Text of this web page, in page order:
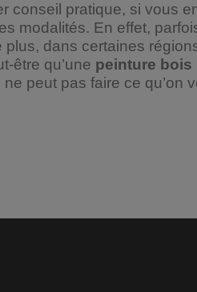
conseil pratique, si vous
modalités. En effet,
plus, dans certaines
être qu’une peinture bois
ne peut pas faire ce qu’on